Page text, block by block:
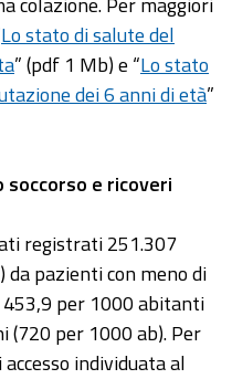
Lo stato di salute del
” (pdf 1 Mb) e “Lo stato
dei 6 anni di età”
e ricoveri
registrati 251.307
da pazienti con meno di
453,9 per 1000 abitanti
(720 per 1000 ab). Per
individuata al